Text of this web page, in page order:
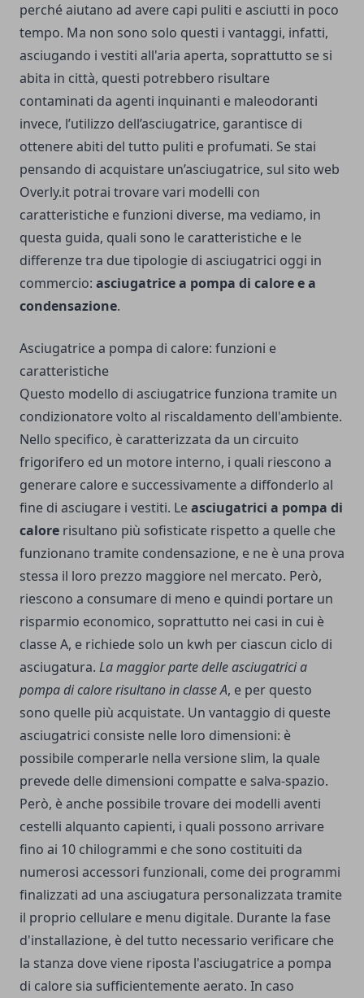
perché aiutano ad avere capi puliti e asciutti in poco
tempo. Ma non sono solo questi i vantaggi, infatti,
asciugando i vestiti all'aria aperta, soprattutto se si
abita in città, questi potrebbero risultare
contaminati da agenti inquinanti e maleodoranti
invece, l’utilizzo dell’asciugatrice, garantisce di
ottenere abiti del tutto puliti e profumati. Se stai
pensando di acquistare un’asciugatrice, sul sito web
Overly.it potrai trovare vari modelli con
caratteristiche e funzioni diverse, ma vediamo, in
questa guida, quali sono le caratteristiche e le
differenze tra due tipologie di asciugatrici oggi in
commercio: asciugatrice a pompa di calore e a
condensazione.
Asciugatrice a pompa di calore: funzioni e
caratteristiche
Questo modello di asciugatrice funziona tramite un
condizionatore volto al riscaldamento dell'ambiente.
Nello specifico, è caratterizzata da un circuito
frigorifero ed un motore interno, i quali riescono a
generare calore e successivamente a diffonderlo al
fine di asciugare i vestiti. Leasciugatrici a pompa di
calore risultano più sofisticate rispetto a quelle che
funzionano tramite condensazione, e ne è una prova
stessa il loro prezzo maggiore nel mercato. Però,
riescono a consumare di meno e quindi portare un
risparmio economico, soprattutto nei casi in cui è
classe A, e richiede solo un kwh per ciascun ciclo di
asciugatura. La maggior parte delle asciugatrici a
pompa di calore risultano in classe A, e per questo
sono quelle più acquistate. Un vantaggio di queste
asciugatrici consiste nelle loro dimensioni: è
possibile comperarle nella versione slim, la quale
prevede delle dimensioni compatte e salva-spazio.
Però, è anche possibile trovare dei modelli aventi
cestelli alquanto capienti, i quali possono arrivare
fino ai 10 chilogrammi e che sono costituiti da
numerosi accessori funzionali, come dei programmi
finalizzati ad una asciugatura personalizzata tramite
il proprio cellulare e menu digitale. Durante la fase
d'installazione, è del tutto necessario verificare che
la stanza dove viene riposta l'asciugatrice a pompa
di calore sia sufficientemente aerato. In caso